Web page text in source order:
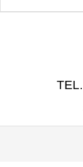
TEL.